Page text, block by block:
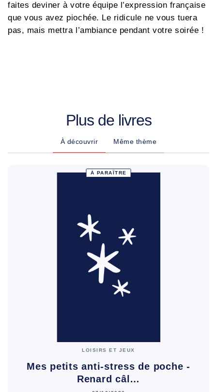
faites deviner à votre équipe l’expression française
que vous avez piochée. Le ridicule ne vous tuera
pas, mais mettra l’ambiance pendant votre soirée !
Plus de livres
À découvrir Même thème
À PARAÎTRE
LOISIRS ET JEUX
Mes petits anti-stress de poche -
Renard câl…